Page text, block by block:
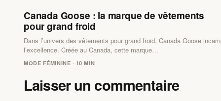
Canada Goose : la marque de vêtements
pour grand froid
Dans l’univers des vêtements pour grand froid, Canada Goose
l’excellence. Créée au Canada, cette marque…
MODE FÉMININE · 10 MIN
Laisser un commentaire